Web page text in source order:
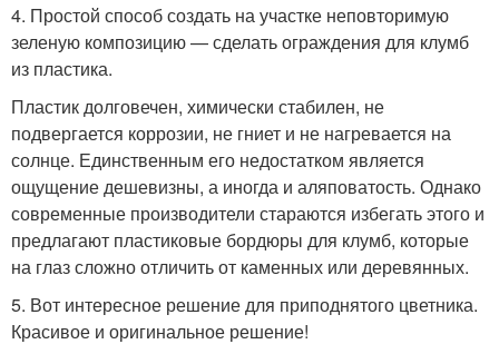
4. Простой способ создать на участке неповторимую
зеленую композицию — сделать ограждения для клумб
из пластика.
Пластик долговечен, химически стабилен, не
подвергается коррозии, не гниет и не нагревается на
солнце. Единственным его недостатком является
ощущение дешевизны, а иногда и аляповатость. Однако
современные производители стараются избегать этого и
предлагают пластиковые бордюры для клумб, которые
на глаз сложно отличить от каменных или деревянных.
5. Вот интересное решение для приподнятого цветника.
Красивое и оригинальное решение!